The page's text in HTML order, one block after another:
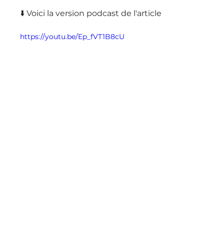
⬇️ Voici la version podcast de l'article
https://youtu.be/Ep_fVT1B8cU